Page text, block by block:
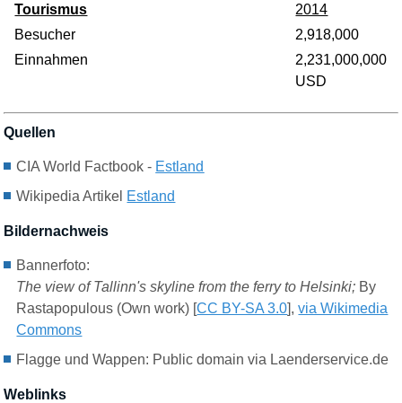
Tourismus
2014
Besucher
2,918,000
Einnahmen
2,231,000,000
USD
Quellen
CIA World Factbook - Estland
Wikipedia Artikel Estland
Bildernachweis
Bannerfoto:
The view of Tallinn's skyline from the ferry to Helsinki; By
Rastapopulous (Own work) [CC BY-SA 3.0],via Wikimedia
Commons
Flagge und Wappen: Public domain via Laenderservice.de
Weblinks